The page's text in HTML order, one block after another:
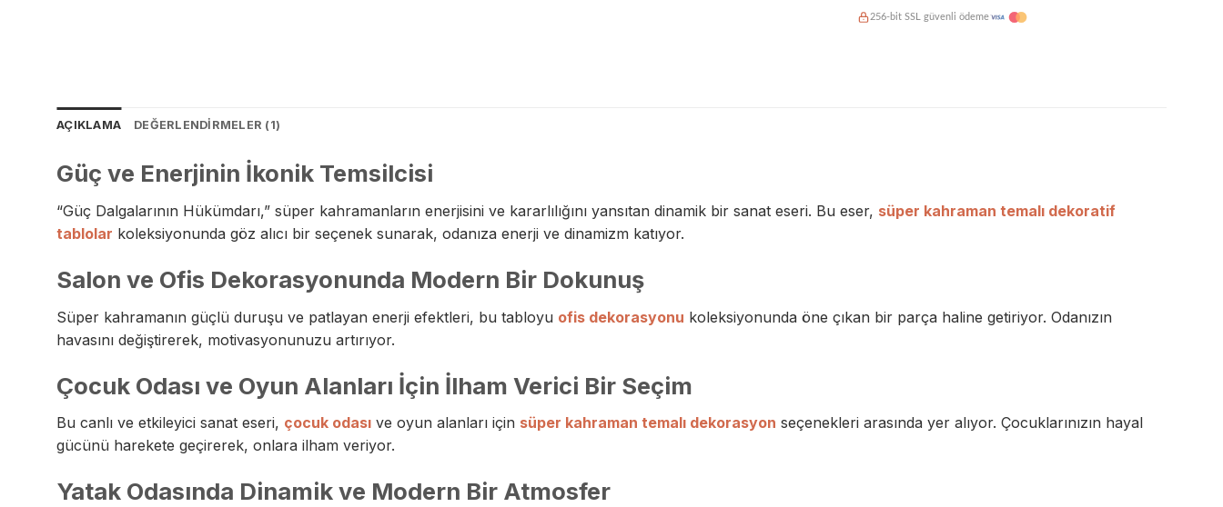
Kredi kartına taksit imkanı256-bit SSL güvenli ödeme
AÇIKLAMA DEĞERLENDIRMELER (1)
Güç ve Enerjinin İkonik Temsilcisi
“Güç Dalgalarının Hükümdarı,” süper kahramanların enerjisini ve kararlılığını yansıtan dinamik bir sanat eseri. Bu eser, süper kahraman temalı dekoratif
tablolar koleksiyonunda göz alıcı bir seçenek sunarak, odanıza enerji ve dinamizm katıyor.
Salon ve Ofis Dekorasyonunda Modern Bir Dokunuş
Süper kahramanın güçlü duruşu ve patlayan enerji efektleri, bu tabloyu ofis dekorasyonu koleksiyonunda öne çıkan bir parça haline getiriyor. Odanızın
havasını değiştirerek, motivasyonunuzu artırıyor.
Çocuk Odası ve Oyun Alanları İçin İlham Verici Bir Seçim
Bu canlı ve etkileyici sanat eseri, çocuk odası ve oyun alanları için süper kahraman temalı dekorasyon seçenekleri arasında yer alıyor. Çocuklarınızın hayal
gücünü harekete geçirerek, onlara ilham veriyor.
Yatak Odasında Dinamik ve Modern Bir Atmosfer